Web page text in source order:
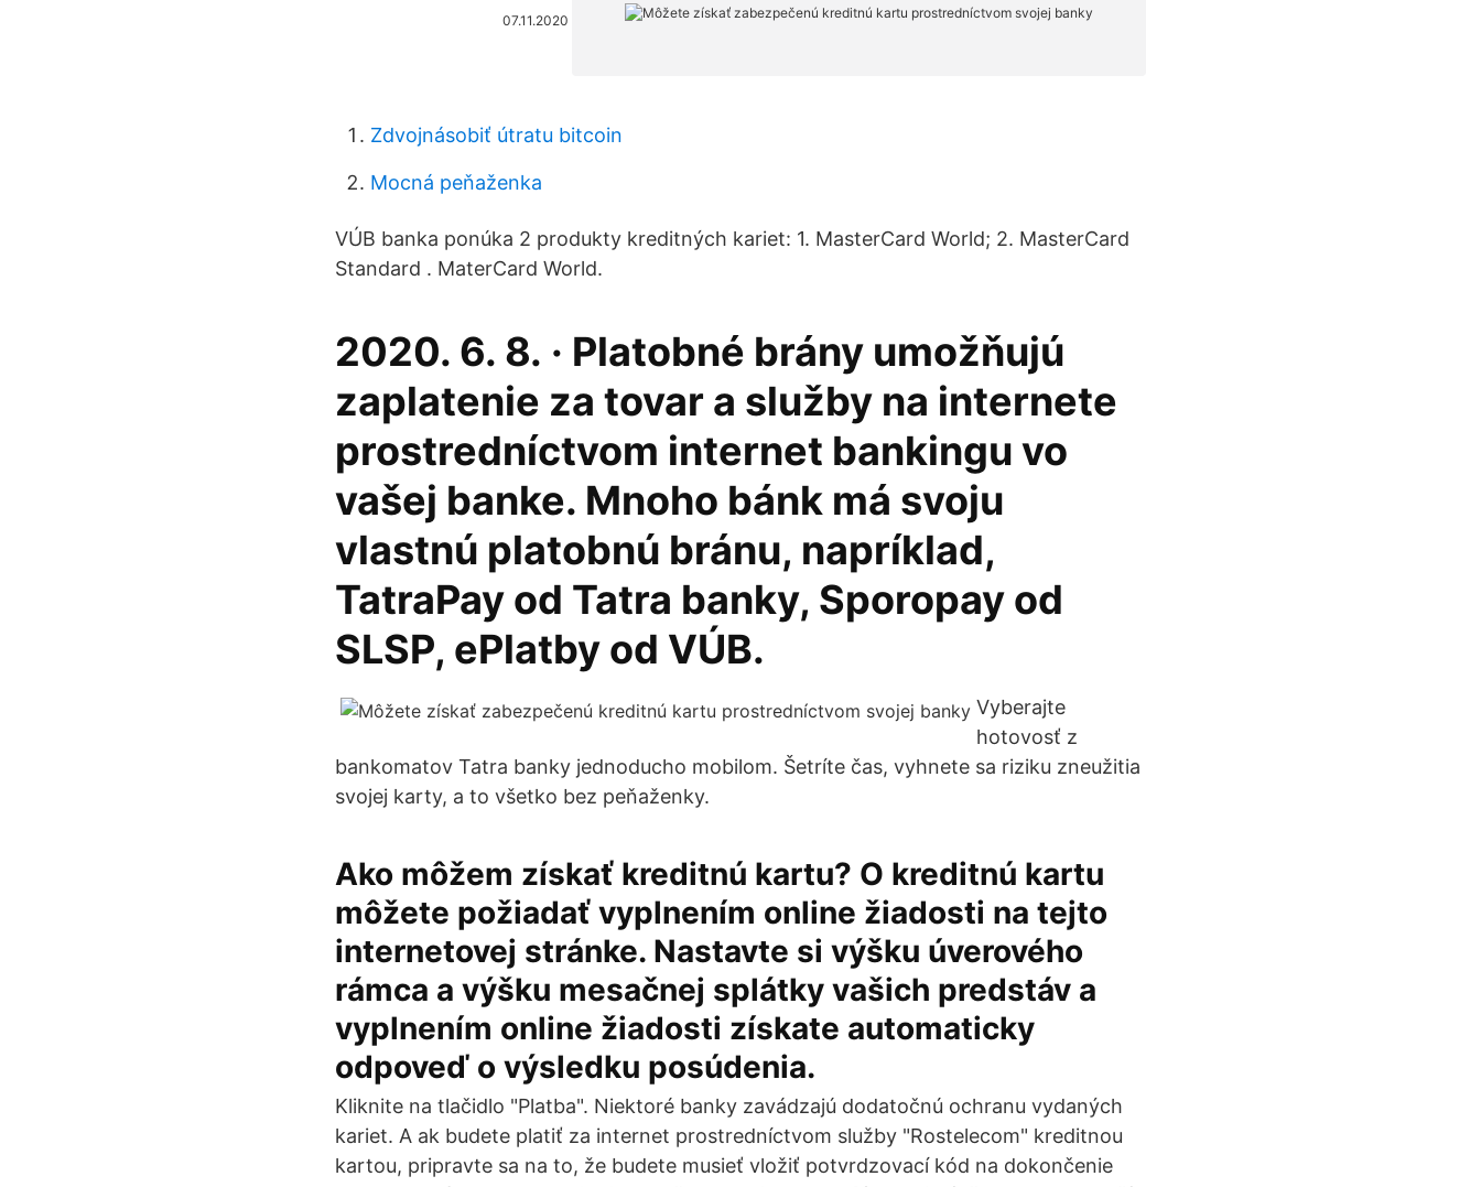
07.11.2020
Zdvojnásobiť útratu bitcoin
Mocná peňaženka
VÚB banka ponúka 2 produkty kreditných kariet: 1. MasterCard World; 2. MasterCard
Standard . MaterCard World.
2020. 6. 8. · Platobné brány umožňujú
zaplatenie za tovar a služby na internete
prostredníctvom internet bankingu vo
vašej banke. Mnoho bánk má svoju
vlastnú platobnú bránu, napríklad,
TatraPay od Tatra banky, Sporopay od
SLSP, ePlatby od VÚB.
Vyberajte
hotovosť z
bankomatov Tatra banky jednoducho mobilom. Šetríte čas, vyhnete sa riziku zneužitia
svojej karty, a to všetko bez peňaženky.
Ako môžem získať kreditnú kartu? O kreditnú kartu
môžete požiadať vyplnením online žiadosti na tejto
internetovej stránke. Nastavte si výšku úverového
rámca a výšku mesačnej splátky vašich predstáv a
vyplnením online žiadosti získate automaticky
odpoveď o výsledku posúdenia.
Kliknite na tlačidlo "Platba". Niektoré banky zavádzajú dodatočnú ochranu vydaných
kariet. A ak budete platiť za internet prostredníctvom služby "Rostelecom" kreditnou
kartou, pripravte sa na to, že budete musieť vložiť potvrdzovací kód na dokončenie